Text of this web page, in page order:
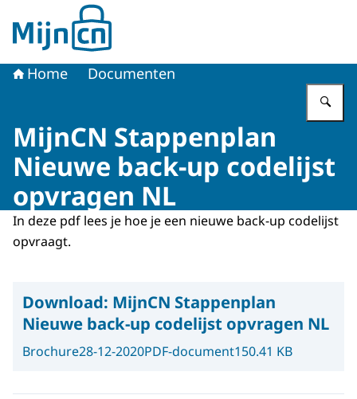
Naar de homepage van MijnCN
Home Documenten
MijnCN Stappenplan
Nieuwe back-up codelijst
opvragen NL
In deze pdf lees je hoe je een nieuwe back-up codelijst
opvraagt.
Download: MijnCN Stappenplan
Nieuwe back-up codelijst opvragen NL
Brochure28-12-2020PDF-document150.41 KB